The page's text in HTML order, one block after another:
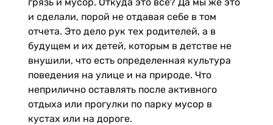
и сделали, порой не отдавая себе в том
отчета. Это дело рук тех родителей, а в
будущем и их детей, которым в детстве не
внушили, что есть определенная культура
поведения на улице и на природе. Что
неприлично оставлять после активного
отдыха или прогулки по парку мусор в
кустах или на дороге.